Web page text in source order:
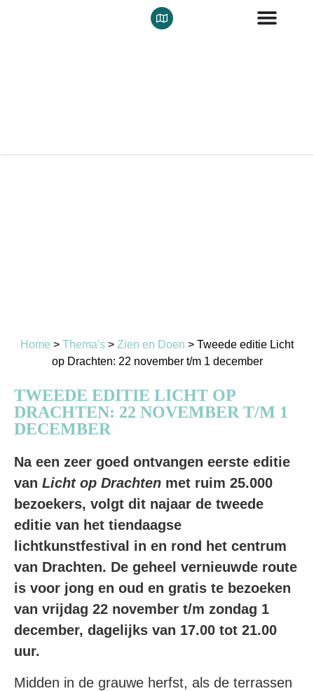
Home > Thema's > Zien en Doen > Tweede editie Licht
op Drachten: 22 november t/m 1 december
TWEEDE EDITIE LICHT OP
DRACHTEN: 22 NOVEMBER T/M 1
DECEMBER
Na een zeer goed ontvangen eerste editie
van Licht op Drachten met ruim 25.000
bezoekers, volgt dit najaar de tweede
editie van het tiendaagse
lichtkunstfestival in en rond het centrum
van Drachten. De geheel vernieuwde route
is voor jong en oud en gratis te bezoeken
van vrijdag 22 november t/m zondag 1
december, dagelijks van 17.00 tot 21.00
uur.
Midden in de grauwe herfst, als de terrassen